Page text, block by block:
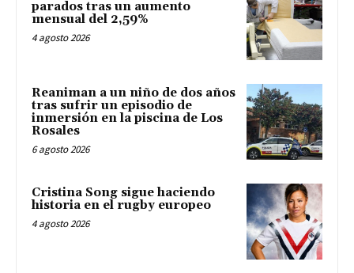
parados tras un aumento
mensual del 2,59%
4 agosto 2026
Reaniman a un niño de dos años
tras sufrir un episodio de
inmersión en la piscina de Los
Rosales
6 agosto 2026
Cristina Song sigue haciendo
historia en el rugby europeo
4 agosto 2026